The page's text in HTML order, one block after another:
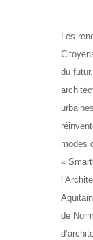
Les
du
modes
«
de